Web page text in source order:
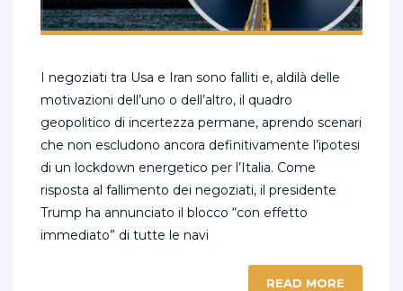
I negoziati tra Usa e Iran sono falliti e, aldilà delle
motivazioni dell’uno o dell’altro, il quadro
geopolitico di incertezza permane, aprendo scenari
che non escludono ancora definitivamente l’ipotesi
di un lockdown energetico per l’Italia. Come
risposta al fallimento dei negoziati, il presidente
Trump ha annunciato il blocco “con effetto
immediato” di tutte le navi
READ MORE